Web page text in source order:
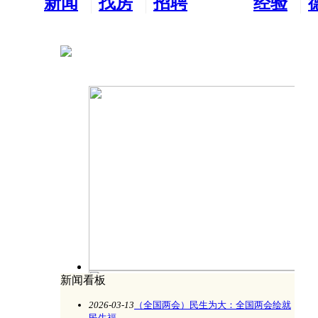
开元周游集团董事长周鸿图受邀观礼纪念
新闻看板
2026-03-13 （全国两会）民生为大：全国两会绘就